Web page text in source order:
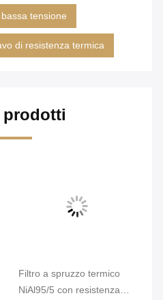
tensione
di resistenza termica
Filtro a spruzzo termico
NiAl95/5 con resistenza